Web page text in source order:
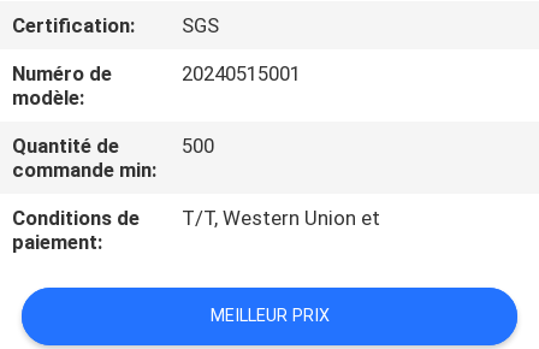
VISITE
D'USINE
CONTRÔLE
DE
QUALITÉ
PLAN
DU
Certification:
SGS
Numéro de
modèle:
20240515001
Quantité de
commande min:
500
Conditions de
paiement:
T/T, Western Union et
MEILLEUR PRIX